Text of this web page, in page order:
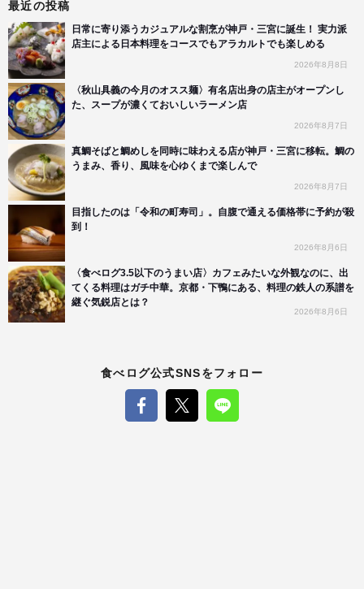
最近の投稿
日常に寄り添うカジュアルな割烹が神戸・三宮に誕生！ 実力派
店主による日本料理をコースでもアラカルトでも楽しめる
2026年8月8日
〈秋山具義の今月のオスス麺〉有名店出身の店主がオープンし
た、スープが濃くておいしいラーメン店
2026年8月7日
真鯛そばと鯛めしを同時に味わえる店が神戸・三宮に移転。鯛の
うまみ、香り、風味を心ゆくまで楽しんで
2026年8月7日
目指したのは「令和の町寿司」。自腹で通える価格帯に予約が殺
到！
2026年8月6日
〈食べログ3.5以下のうまい店〉カフェみたいな外観なのに、出
てくる料理はガチ中華。京都・下鴨にある、料理の鉄人の系譜を
継ぐ気鋭店とは？
2026年8月6日
食べログ公式SNSをフォロー